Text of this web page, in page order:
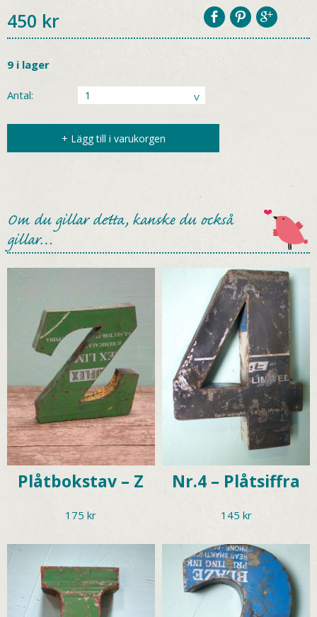
450 kr
9 i lager
Antal:
+ Lägg till i varukorgen
Om du gillar detta, kanske du också
gillar…
Plåtbokstav – Z
175kr
Nr.4 – Plåtsiffra
145 kr